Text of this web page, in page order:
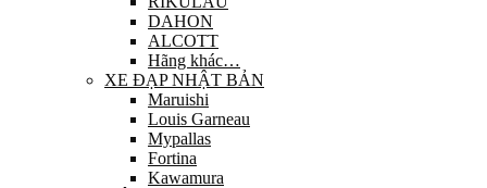
DAHON
ALCOTT
Hãng khác…
XE ĐẠP NHẬT BẢN
Maruishi
Louis Garneau
Mypallas
Fortina
Kawamura